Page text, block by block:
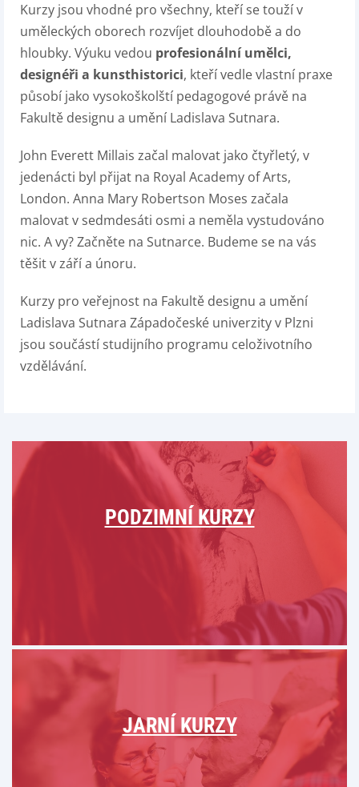
Kurzy jsou vhodné pro všechny, kteří se touží v
uměleckých oborech rozvíjet dlouhodobě a do
hloubky. Výuku vedou profesionální umělci,
designéři a kunsthistorici, kteří vedle vlastní praxe
působí jako vysokoškolští pedagogové právě na
Fakultě designu a umění Ladislava Sutnara.
John Everett Millais začal malovat jako čtyřletý, v
jedenácti byl přijat na Royal Academy of Arts,
London. Anna Mary Robertson Moses začala
malovat v sedmdesáti osmi a neměla vystudováno
nic. A vy? Začněte na Sutnarce. Budeme se na vás
těšit v září a únoru.
Kurzy pro veřejnost na Fakultě designu a umění
Ladislava Sutnara Západočeské univerzity v Plzni
jsou součástí studijního programu celoživotního
vzdělávání.
PODZIMNÍ KURZY
JARNÍ KURZY